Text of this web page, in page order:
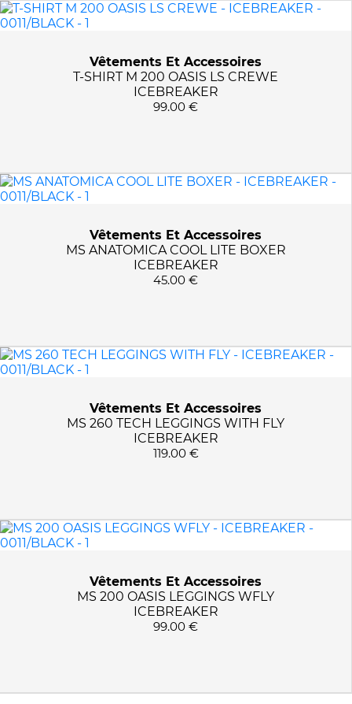
Vêtements Et Accessoires
T-SHIRT M 200 OASIS LS CREWE
ICEBREAKER
99.00 €
Vêtements Et Accessoires
MS ANATOMICA COOL LITE BOXER
ICEBREAKER
45.00 €
Vêtements Et Accessoires
MS 260 TECH LEGGINGS WITH FLY
ICEBREAKER
119.00 €
Vêtements Et Accessoires
MS 200 OASIS LEGGINGS WFLY
ICEBREAKER
99.00 €